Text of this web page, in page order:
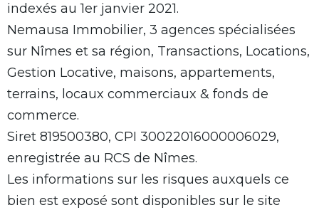
indexés au 1er janvier 2021.
Nemausa Immobilier, 3 agences spécialisées
sur Nîmes et sa région, Transactions, Locations,
Gestion Locative, maisons, appartements,
terrains, locaux commerciaux & fonds de
commerce.
Siret 819500380, CPI 30022016000006029,
enregistrée au RCS de Nîmes.
Les informations sur les risques auxquels ce
bien est exposé sont disponibles sur le site